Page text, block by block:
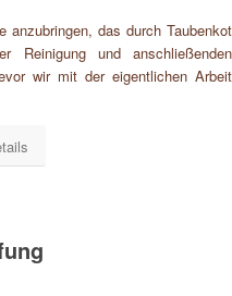
anzubringen, das durch Taubenkot
Reinigung und anschließenden
wir mit der eigentlichen Arbeit